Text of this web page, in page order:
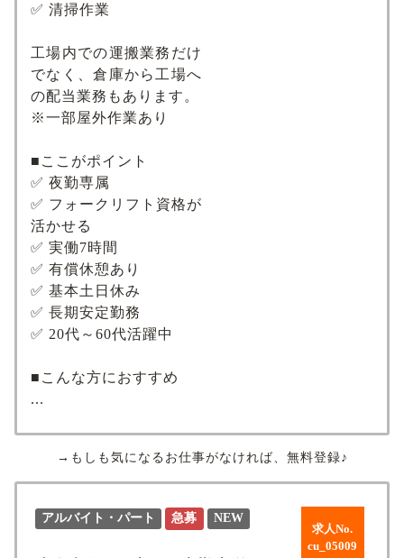
✅ 清掃作業
工場内での運搬業務だけ
でなく、倉庫から工場へ
の配当業務もあります。
※一部屋外作業あり
■ここがポイント
✅ 夜勤専属
✅ フォークリフト資格が
活かせる
✅ 実働7時間
✅ 有償休憩あり
✅ 基本土日休み
✅ 長期安定勤務
✅ 20代～60代活躍中
■こんな方におすすめ
...
→もしも気になるお仕事がなければ、無料登録♪
求人No.
cu_05009
アルバイト・パート 急募 NEW